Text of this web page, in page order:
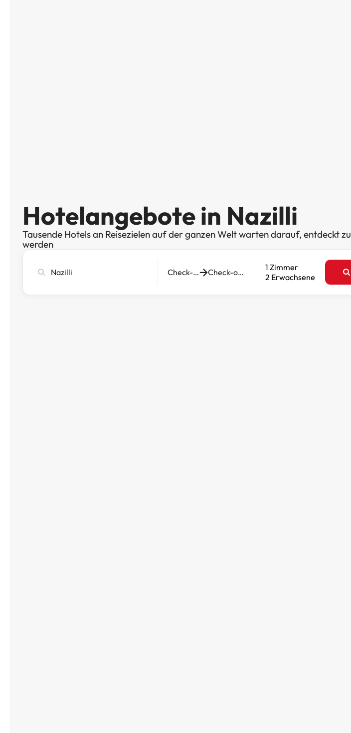
Hotelangebote in Nazilli
Tausende Hotels an Reisezielen auf der ganzen Welt warten darauf, entdeckt zu
werden
Hotel
Check-in Check-out
1 Zimmer
2 Erwachsene